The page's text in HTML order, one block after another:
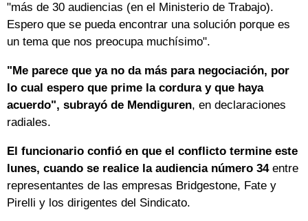
"más de 30 audiencias (en el Ministerio de Trabajo).
Espero que se pueda encontrar una solución porque es
un tema que nos preocupa muchísimo".
"Me parece que ya no da más para negociación, por
lo cual espero que prime la cordura y que haya
acuerdo", subrayó de Mendiguren, en declaraciones
radiales.
El funcionario confió en que el conflicto termine este
lunes, cuando se realice la audiencia número 34entre
representantes de las empresas Bridgestone, Fate y
Pirelli y los dirigentes del Sindicato.